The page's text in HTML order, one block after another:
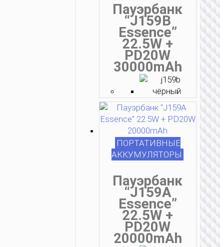
Пауэрбанк
“J159B
Essence”
22.5W +
PD20W
30000mAh
ПОРТАТИВНЫЕ
АККУМУЛЯТОРЫ
Пауэрбанк
“J159A
Essence”
22.5W +
PD20W
20000mAh